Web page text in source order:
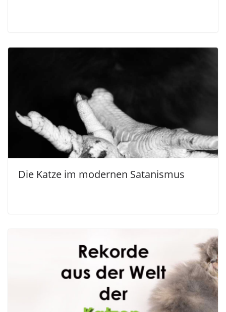
Die Katze im modernen Satanismus